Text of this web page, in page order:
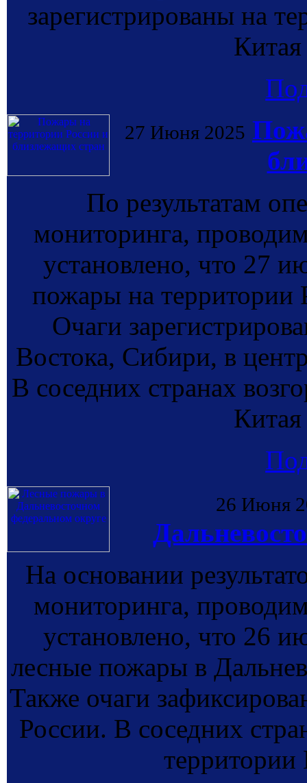
зарегистрированы на
27 Июня 2025
По результатам
мониторинга,
установлено, что 27
пожары на территории
Очаги
Востока, Сибири, в
В соседних странах
26 Июня
На основании
мониторинга,
установлено, что 26
лесные пожары в
Также очаги
России. В соседних